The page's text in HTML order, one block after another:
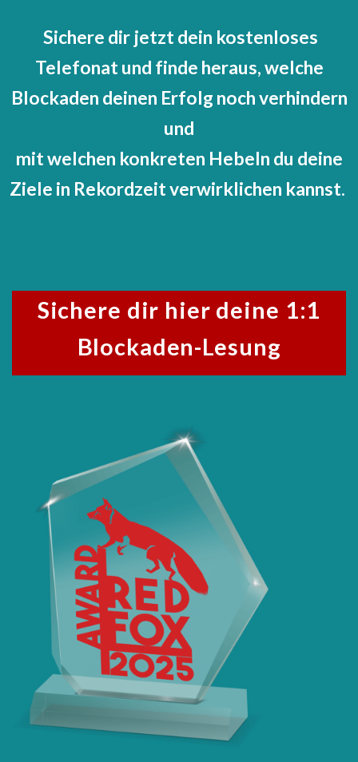
Sichere dir jetzt dein kostenloses
Telefonat und finde heraus, welche
Blockaden deinen Erfolg noch verhindern
und
mit welchen konkreten Hebeln du deine
Ziele in Rekordzeit verwirklichen kannst.
Sichere dir hier deine 1:1
Blockaden-Lesung